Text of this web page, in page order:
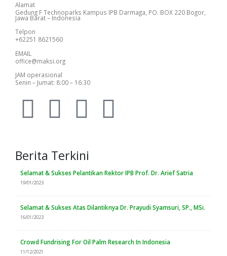
Alamat
Gedung F Technoparks Kampus IPB Darmaga, PO. BOX 220 Bogor,
Jawa Barat – Indonesia
Telpon
+62251 8621560
EMAIL
office@maksi.org
JAM operasional
Senin – Jumat: 8:00 – 16:30
Berita Terkini
Selamat & Sukses Pelantikan Rektor IPB Prof. Dr. Arief Satria
19/01/2023
Selamat & Sukses Atas Dilantiknya Dr. Prayudi Syamsuri, SP., MSi.
16/01/2023
Crowd Fundrising For Oil Palm Research In Indonesia
11/12/2021